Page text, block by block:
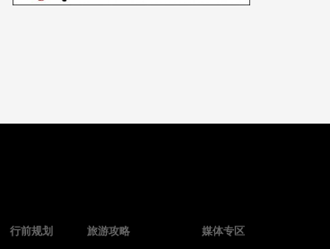
行前规划 旅游攻略 媒体专区